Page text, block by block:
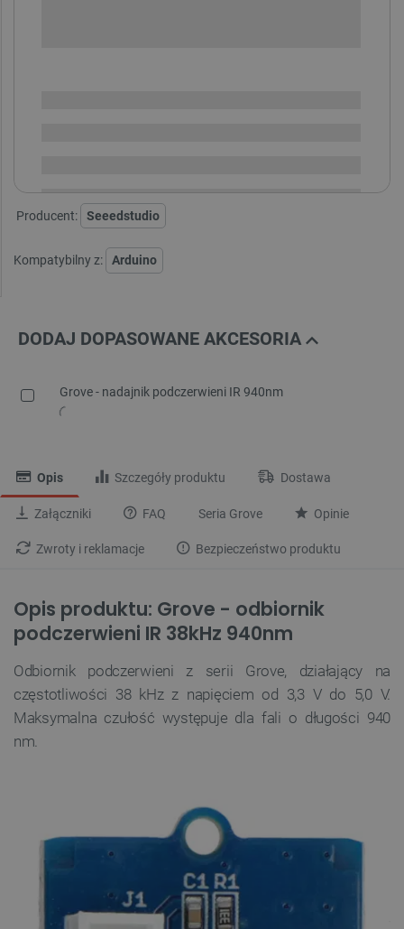
Producent: Seeedstudio
Kompatybilny z: Arduino
DODAJ DOPASOWANE AKCESORIA
Grove - nadajnik podczerwieni IR 940nm
Opis Szczegóły produktu Dostawa
Załączniki FAQ Seria Grove Opinie
Zwroty i reklamacje Bezpieczeństwo produktu
Opis produktu: Grove - odbiornik
podczerwieni IR 38kHz 940nm
Odbiornik podczerwieni z serii Grove, działający na
częstotliwości 38 kHzz napięciem od 3,3 V do 5,0 V.
Maksymalna czułość występuje dla fali o długości 940
nm.